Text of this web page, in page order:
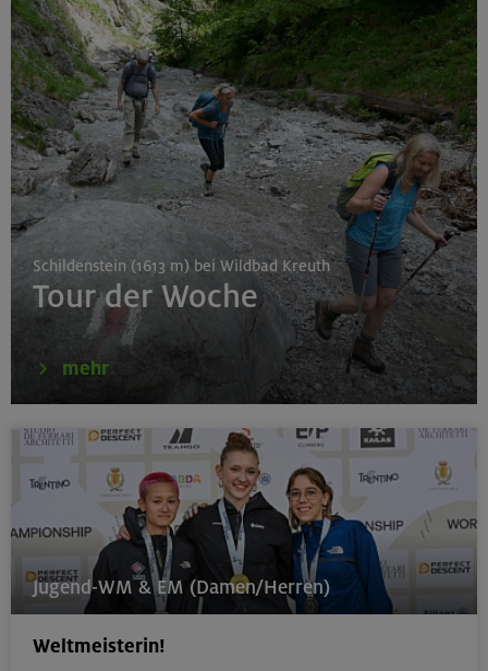
Südlicher Frankenjura
17./18./19.08.26
Grundkurs Klettern indoor
München
16.08.26
Karwendel-Runde
17.08.26
Klettertreff indoor
München
Schildenstein (1613 m) bei Wildbad Kreuth
Tour der Woche
mehr
Jugend-WM & EM (Damen/Herren)
Weltmeisterin!